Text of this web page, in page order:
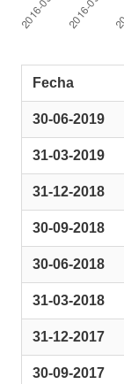
Fecha
30-06-2019
31-03-2019
31-12-2018
30-09-2018
30-06-2018
31-03-2018
31-12-2017
30-09-2017